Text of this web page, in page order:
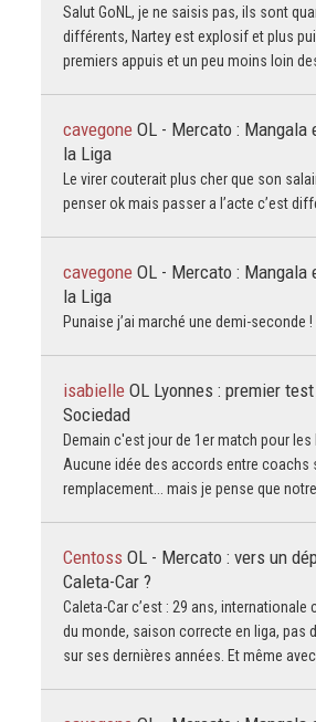
Salut GoNL, je ne saisis pas, ils sont
différents, Nartey est explosif et plus
premiers appuis et un peu moins loin
cavegone OL - Mercato : Mangala
la Liga
Le virer couterait plus cher que son
penser ok mais passer a l’acte c’est
cavegone OL - Mercato : Mangala
la Liga
Punaise j’ai marché une demi-seconde !
isabielle OL Lyonnes : premier
Sociedad
Demain c'est jour de 1er match pour les
Aucune idée des accords entre coachs
remplacement... mais je pense que notre
Centoss OL - Mercato : vers un
Caleta-Car ?
Caleta-Car c’est : 29 ans, internationale
du monde, saison correcte en liga, pas
sur ses dernières années. Et même avec